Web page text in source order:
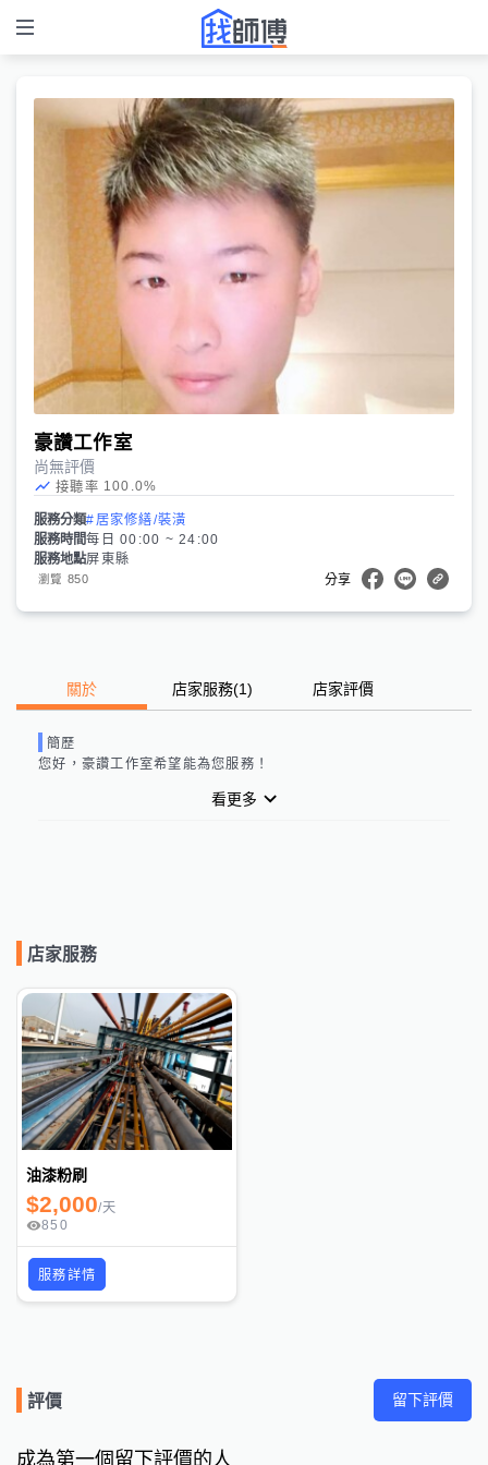
豪讚工作室
尚無評價
接聽率 100.0%
服務分類#居家修繕/裝潢
服務時間每日 00:00 ~ 24:00
服務地點屏東縣
瀏覽 850 分享
關於 店家服務(1) 店家評價
簡歷
您好， 豪讚工作室希望能為您服務！
看更多
店家服務
油漆粉刷
$2,000/天
850
服務詳情
評價 留下評價
成為第一個留下評價的人